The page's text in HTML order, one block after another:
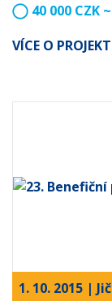
40 000 CZK
VÍCE O
1. 10. 2015 |